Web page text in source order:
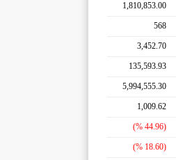
1,810,853.00
568
3,452.70
135,593.93
5,994,555.30
1,009.62
(44.96 %)
(18.60 %)